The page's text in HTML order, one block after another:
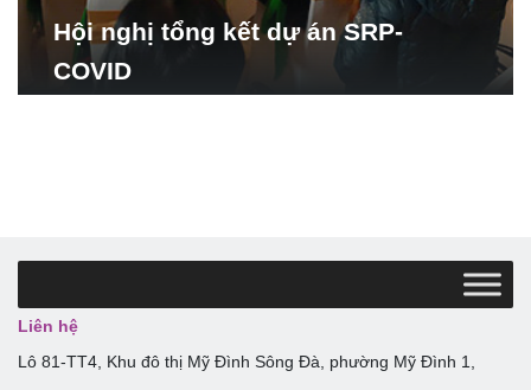
Hội nghị tổng kết dự án SRP-
COVID
Liên hệ
Lô 81-TT4, Khu đô thị Mỹ Đình Sông Đà, phường Mỹ Đình 1,